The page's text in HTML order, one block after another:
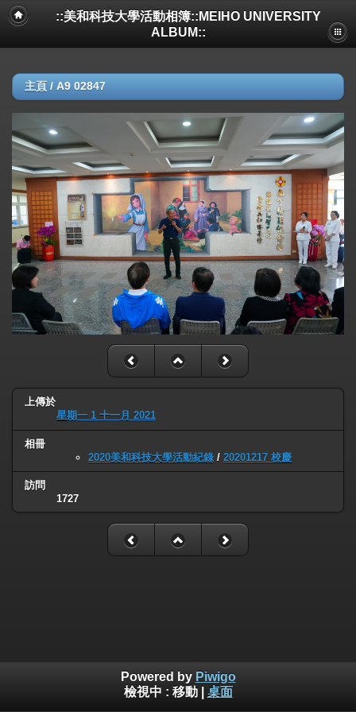
::美和科技大學活動相簿::MEIHO UNIVERSITY
ALBUM::
主頁 / A9 02847
上傳於
星期一 1 十一月 2021
相冊
2020美和科技大學活動紀錄 / 20201217 校慶
訪問
1727
Powered by Piwigo
檢視中 : 移動| 桌面